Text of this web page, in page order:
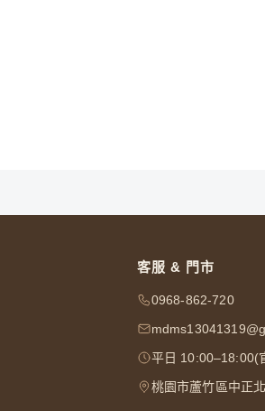
客服 & 門市
0968-862-720
平日 10:00–18:00(
桃園市蘆竹區中正